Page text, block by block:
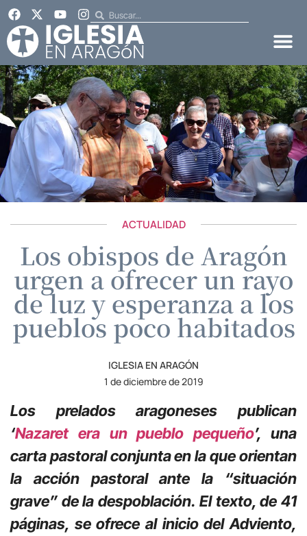
ACTUALIDAD
Los obispos de Aragón
urgen a ofrecer un rayo
de luz y esperanza a los
pueblos poco habitados
IGLESIA EN ARAGÓN
1 de diciembre de 2019
Los prelados aragoneses publican
‘Nazaret era un pueblo pequeño’, una
carta pastoral conjunta en la que orientan
la acción pastoral ante la “situación
grave” de la despoblación. El texto, de 41
páginas, se ofrece al inicio del Adviento,